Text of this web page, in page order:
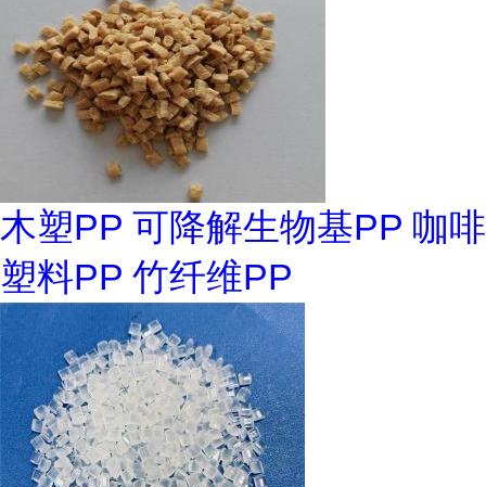
木塑PP 可降解生物基PP 咖啡
塑料PP 竹纤维PP